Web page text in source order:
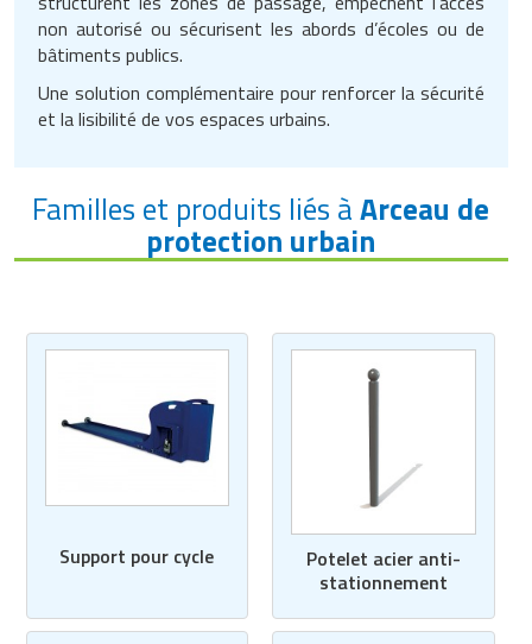
non autorisé ou sécurisent les abords d’écoles ou de
bâtiments publics.
Une solution complémentaire pour renforcer la sécurité
et la lisibilité de vos espaces urbains.
Familles et produits liés àArceau de
protection urbain
Support pour cycle
Potelet acier anti-
stationnement